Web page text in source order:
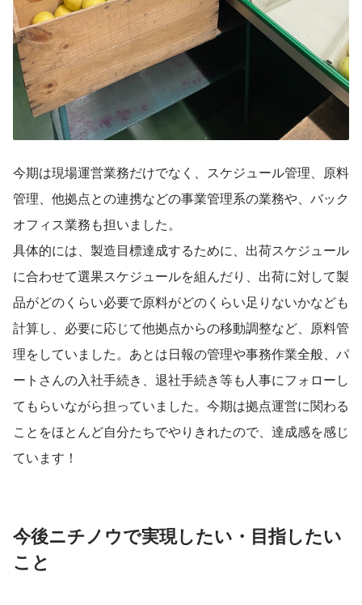
今期は現場運営業務だけでなく、スケジュール管理、原料
管理、他拠点との連携などの事業管理系の業務や、バック
オフィス業務も担いました。
具体的には、製造目標達成するために、出荷スケジュール
に合わせて選果スケジュールを組んだり、出荷に対して製
品がどのくらい必要で原料がどのくらい足りないかなども
計算し、必要に応じて他拠点からの移動調整など、原料管
理をしていました。あとは日報の管理や事務作業全般、パ
ートさんの入社手続き、退社手続き等も人事にフォローし
てもらいながら担っていました。今期は拠点運営に関わる
ことをほとんど自分たちでやりきれたので、達成感を感じ
ています！
今後ニチノウで実現したい・目指したい
こと